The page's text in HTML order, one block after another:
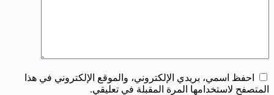
احفظ اسمي، بريدي الإلكتروني، والموقع الإلكتروني في هذا
المتصفح لاستخدامها المرة المقبلة في تعليقي.